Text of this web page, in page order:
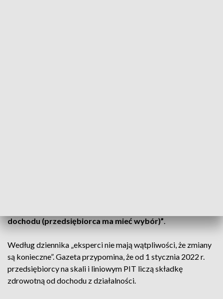
dochodu (przedsiębiorca ma mieć wybór)”.
Według dziennika „eksperci nie mają wątpliwości, że zmiany
są konieczne”. Gazeta przypomina, że od 1 stycznia 2022 r.
przedsiębiorcy na skali i liniowym PIT liczą składkę
zdrowotną od dochodu z działalności.